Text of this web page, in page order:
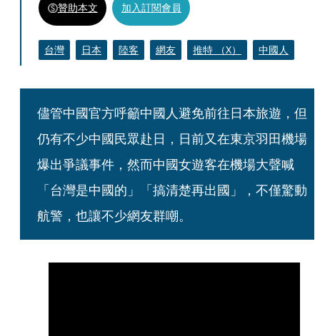
贊助本文 加入訂閱會員
台灣 日本 陸客 網友 推特 （X） 中國人
儘管中國官方呼籲中國人避免前往日本旅遊，但
仍有不少中國民眾赴日，日前又在東京羽田機場
爆出爭議事件，然而中國女遊客在機場大聲喊
「台灣是中國的」「搞清楚再出國」，不僅驚動
航警，也讓不少網友群嘲。